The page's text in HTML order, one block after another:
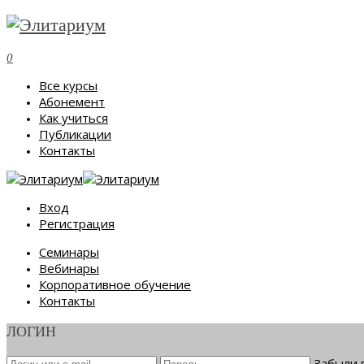
0
Все курсы
Абонемент
Как учиться
Публикации
Контакты
Вход
Регистрация
Семинары
Вебинары
Корпоративное обучение
Контакты
ЛОГИН